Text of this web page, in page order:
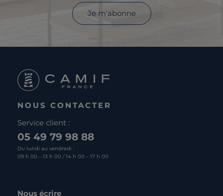
Je m'abonne
NOUS CONTACTER
Service client :
05 49 79 98 88
Du lundi au vendredi :
09 h 00 – 13 h 00 / 14 h 00 – 17 h 00
Nous écrire